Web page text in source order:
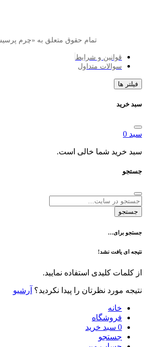
تمام حقوق متعلق به «چرم پرسیس» است.
و شرایط
متداول
شما خالی است.
نشد!
کلیدی استفاده نمایید.
نظرتان را پیدا نکردید؟ آرشیو
سبد خرید